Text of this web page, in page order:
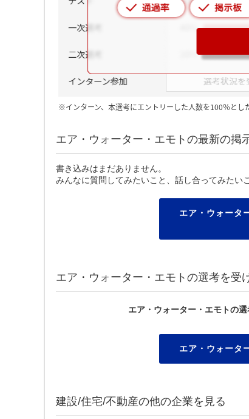
※インターン、本選考にエントリーした人数を100％とし
エア・ウォーター・エモトの最新の掲
書き込みはまだありません。
みんなに質問してみたいこと、話し合ってみたい
エア・ウォータ
エア・ウォーター・エモトの選考を受
エア・ウォーター・エモトの
エア・ウォータ
建設/住宅/不動産の他の企業を見る